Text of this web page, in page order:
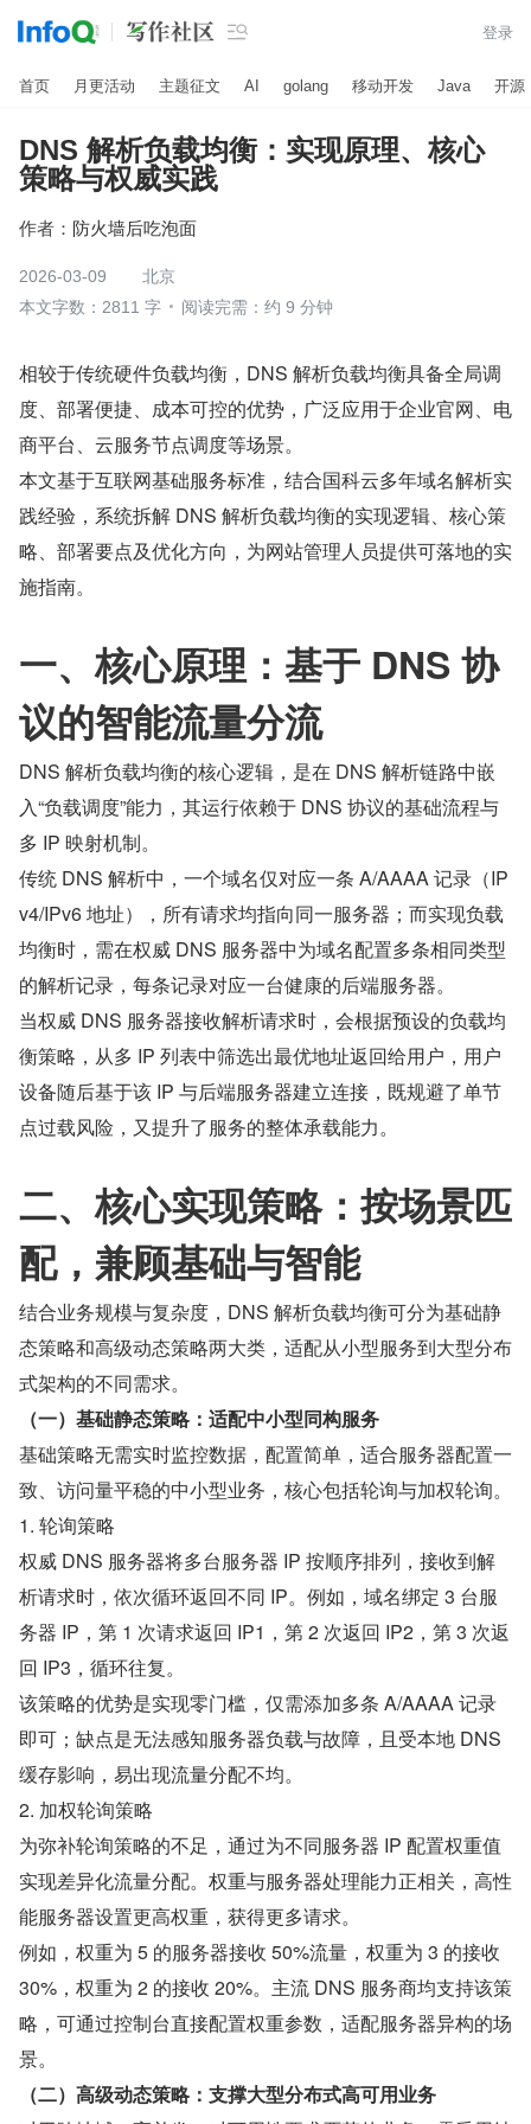
 登录
首页 月更活动 主题征文 AI golang 移动开发 Java 开源
DNS 解析负载均衡：实现原理、核心
策略与权威实践
作者： 防火墙后吃泡面
2026-03-09
北京
本文字数：2811 字
阅读完需：约 9 分钟
相较于传统硬件负载均衡，DNS 解析负载均衡具备全局调
度、部署便捷、成本可控的优势，广泛应用于企业官网、电
商平台、云服务节点调度等场景。
本文基于互联网基础服务标准，结合国科云多年域名解析实
践经验，系统拆解 DNS 解析负载均衡的实现逻辑、核心策
略、部署要点及优化方向，为网站管理人员提供可落地的实
施指南。
一、核心原理：基于 DNS 协
议的智能流量分流
DNS 解析负载均衡的核心逻辑，是在 DNS 解析链路中嵌
入“负载调度”能力，其运行依赖于 DNS 协议的基础流程与
多 IP 映射机制。
传统 DNS 解析中，一个域名仅对应一条 A/AAAA 记录（IP
v4/IPv6 地址），所有请求均指向同一服务器；而实现负载
均衡时，需在权威 DNS 服务器中为域名配置多条相同类型
的解析记录，每条记录对应一台健康的后端服务器。
当权威 DNS 服务器接收解析请求时，会根据预设的负载均
衡策略，从多 IP 列表中筛选出最优地址返回给用户，用户
设备随后基于该 IP 与后端服务器建立连接，既规避了单节
点过载风险，又提升了服务的整体承载能力。
二、核心实现策略：按场景匹
配，兼顾基础与智能
结合业务规模与复杂度，DNS 解析负载均衡可分为基础静
态策略和高级动态策略两大类，适配从小型服务到大型分布
式架构的不同需求。
（一）基础静态策略：适配中小型同构服务
基础策略无需实时监控数据，配置简单，适合服务器配置一
致、访问量平稳的中小型业务，核心包括轮询与加权轮询。
1. 轮询策略
权威 DNS 服务器将多台服务器 IP 按顺序排列，接收到解
析请求时，依次循环返回不同 IP。例如，域名绑定 3 台服
务器 IP，第 1 次请求返回 IP1，第 2 次返回 IP2，第 3 次返
回 IP3，循环往复。
该策略的优势是实现零门槛，仅需添加多条 A/AAAA 记录
即可；缺点是无法感知服务器负载与故障，且受本地 DNS
缓存影响，易出现流量分配不均。
2. 加权轮询策略
为弥补轮询策略的不足，通过为不同服务器 IP 配置权重值
实现差异化流量分配。权重与服务器处理能力正相关，高性
能服务器设置更高权重，获得更多请求。
例如，权重为 5 的服务器接收 50%流量，权重为 3 的接收
30%，权重为 2 的接收 20%。主流 DNS 服务商均支持该策
略，可通过控制台直接配置权重参数，适配服务器异构的场
景。
（二）高级动态策略：支撑大型分布式高可用业务